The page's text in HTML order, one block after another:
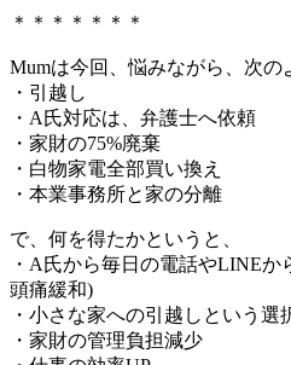
＊＊＊＊＊＊＊
Mumは今回、悩みながら、次の
・引越し
・A氏対応は、弁護士へ依頼
・家財の75%廃棄
・白物家電全部買い換え
・本業事務所と家の分離
で、何を得たかというと、
・A氏から毎日の電話やLINEか
頭痛緩和)
・小さな家への引越しという選
・家財の管理負担減少